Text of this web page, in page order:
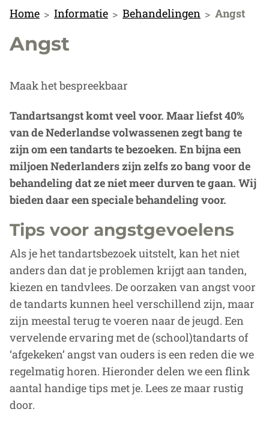
Home Informatie Behandelingen Angst
Angst
Maak het bespreekbaar
Tandartsangst komt veel voor. Maar liefst 40%
van de Nederlandse volwassenen zegt bang te
zijn om een tandarts te bezoeken. En bijna een
miljoen Nederlanders zijn zelfs zo bang voor de
behandeling dat ze niet meer durven te gaan. Wij
bieden daar een speciale behandeling voor.
Tips voor angstgevoelens
Als je het tandartsbezoek uitstelt, kan het niet
anders dan dat je problemen krijgt aan tanden,
kiezen en tandvlees. De oorzaken van angst voor
de tandarts kunnen heel verschillend zijn, maar
zijn meestal terug te voeren naar de jeugd. Een
vervelende ervaring met de (school)tandarts of
‘afgekeken’ angst van ouders is een reden die we
regelmatig horen. Hieronder delen we een flink
aantal handige tips met je. Lees ze maar rustig
door.